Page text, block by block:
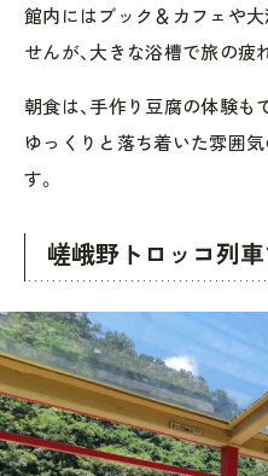
館内にはブック＆カフェや
せんが、大きな浴槽で旅の疲
朝食は、手作り豆腐の体験も
ゆっくりと落ち着いた雰囲
す。
嵯峨野トロッコ列